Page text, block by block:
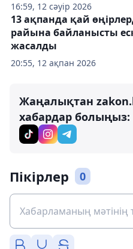
16:59, 12 сәуір 2026
20:55, 12 ақпан 2026
13 ақпанда қай
райына байланысты
жасалды
Жаңалықтан
хабардар болыңыз:
Пікірлер 0